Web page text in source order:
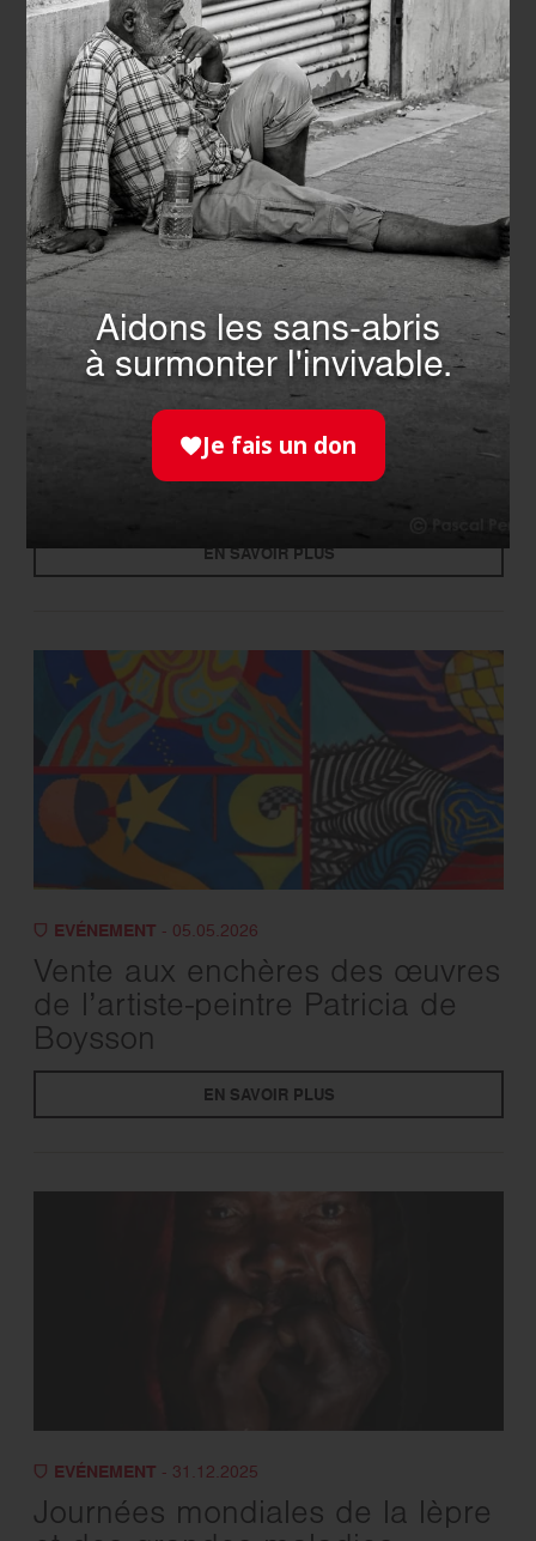
Actualités qui pourraient vous intéresser
EVÉNEMENT- 22.06.2026
L’Ordre de Malte France en
2025 : toute une histoire à
retrouver dans le Rapport
EN SAVOIR PLUS
EVÉNEMENT - 05.05.2026
Vente aux enchères des œuvres
de l’artiste-peintre Patricia de
Boysson
EN SAVOIR PLUS
EVÉNEMENT - 31.12.2025
Journées mondiales de la lèpre
Aidons les sans-abris
à surmonter l'invivable.
Je fais un don